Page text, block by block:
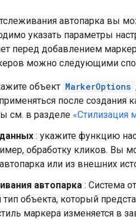
автопарка вы
указать параметры
перед добавлением
можно следующими
объект MarkerOptions
после
см. в разделе «Стилизация
: укажите функцию
обработку кликов. Вы
или из внешних
автопарка : Система
объекта, который
маркера изменяется в